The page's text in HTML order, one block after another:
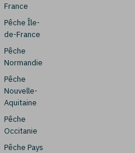
France
Pêche Île-
de-France
Pêche
Normandie
Pêche
Nouvelle-
Aquitaine
Pêche
Occitanie
Pêche Pays